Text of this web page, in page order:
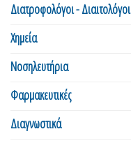
Διατροφολόγοι - Διαιτολόγοι
Χημεία
Νοσηλευτήρια
Φαρμακευτικές
Διαγνωστικά